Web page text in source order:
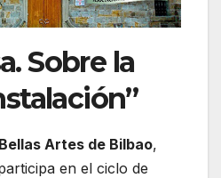
Sobre la
Artes de Bilbao,
en el ciclo de